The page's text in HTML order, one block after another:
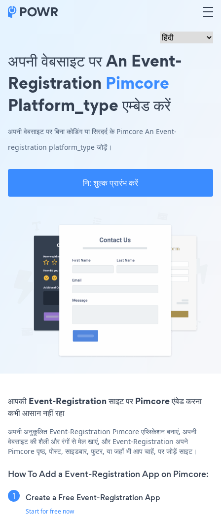
अपनी वेबसाइट पर An Event-
Registration Pimcore
Platform_type एम्बेड करें
अपनी वेबसाइट पर बिना कोडिंग या सिरदर्द के Pimcore An Event-
registration platform_type जोड़ें।
नि: शुल्क प्रारंभ करें
आपकी Event-Registration साइट पर Pimcore एंबेड करना
कभी आसान नहीं रहा
अपनी अनुकूलित Event-Registration Pimcore एप्लिकेशन बनाएं, अपनी
वेबसाइट की शैली और रंगों से मेल खाएं, और Event-Registration अपने
Pimcore पृष्ठ, पोस्ट, साइडबार, फुटर, या जहाँ भी आप चाहें, पर जोड़ें साइट।
How To Add a Event-Registration App on Pimcore:
Create a Free Event-Registration App
Start for free now